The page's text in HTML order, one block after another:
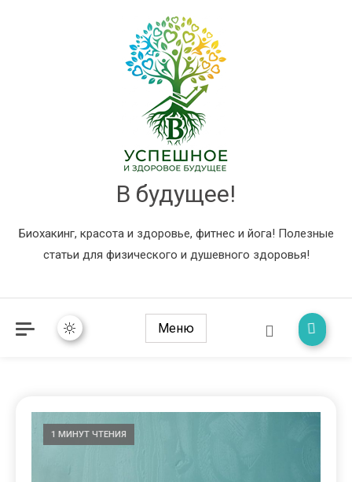
В будущее!
Биохакинг, красота и здоровье, фитнес и йога! Полезные
статьи для физического и душевного здоровья!
Меню
1 МИНУТ ЧТЕНИЯ